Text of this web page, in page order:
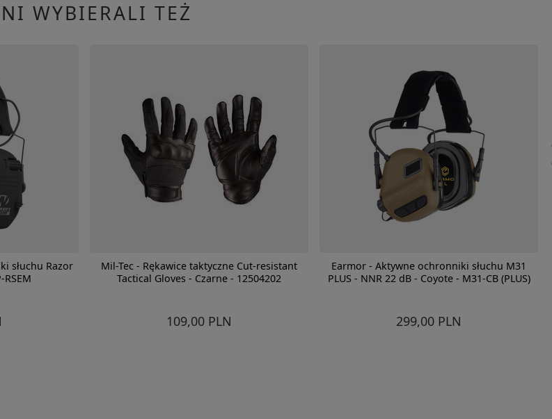
WYBIERALI TEŻ
słuchu Razor
Mil-Tec - Rękawice taktyczne Cut-resistant
Tactical Gloves - Czarne - 12504202
109,00 PLN
Earmor - Aktywne ochronniki słuchu M31
PLUS - NNR 22 dB - Coyote - M31-CB (PLUS)
299,00 PLN